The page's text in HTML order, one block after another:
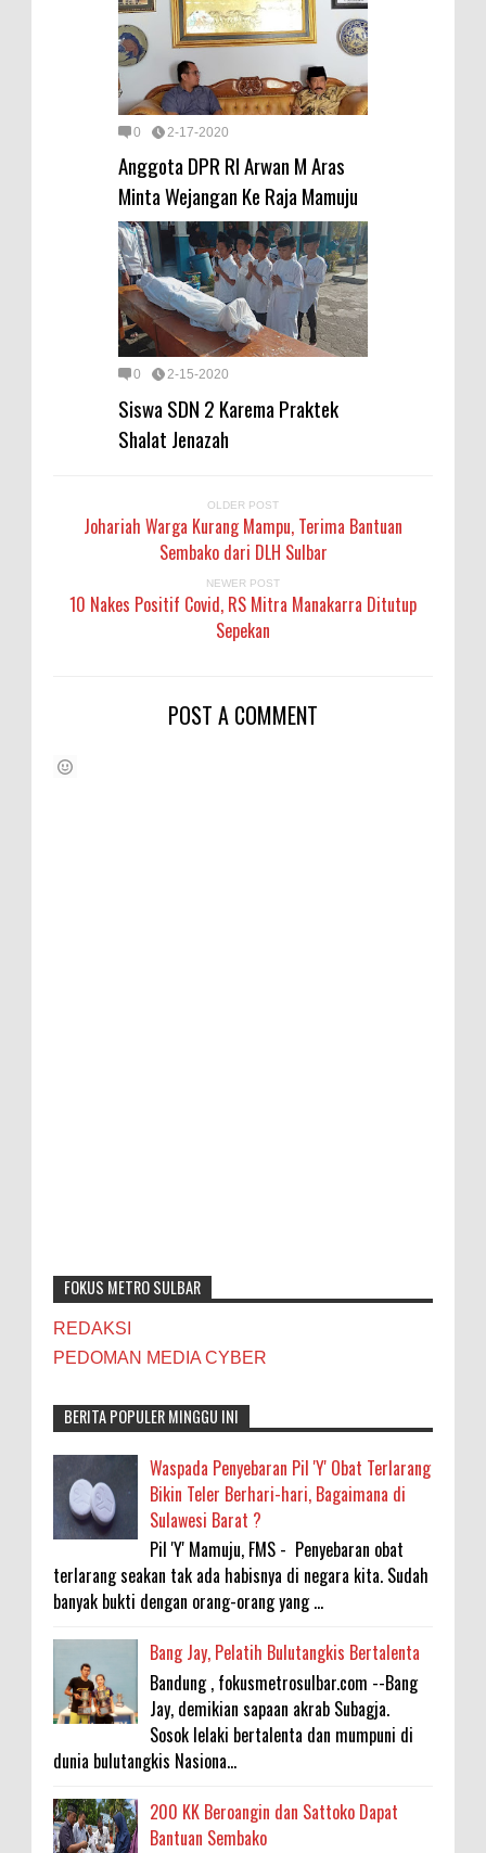
0 2-17-2020
Anggota DPR RI Arwan M Aras
Minta Wejangan Ke Raja Mamuju
0 2-15-2020
Siswa SDN 2 Karema Praktek
Shalat Jenazah
OLDER POST
Johariah Warga Kurang Mampu, Terima Bantuan
Sembako dari DLH Sulbar
NEWER POST
10 Nakes Positif Covid, RS Mitra Manakarra Ditutup
Sepekan
POST A COMMENT
FOKUS METRO SULBAR
REDAKSI
PEDOMAN MEDIA CYBER
BERITA POPULER MINGGU INI
Waspada Penyebaran Pil 'Y' Obat Terlarang
Bikin Teler Berhari-hari, Bagaimana di
Sulawesi Barat ?
Pil 'Y' Mamuju, FMS - Penyebaran obat
terlarang seakan tak ada habisnya di negara kita. Sudah
banyak bukti dengan orang-orang yang ...
Bang Jay, Pelatih Bulutangkis Bertalenta
Bandung , fokusmetrosulbar.com --Bang
Jay, demikian sapaan akrab Subagja.
Sosok lelaki bertalenta dan mumpuni di
dunia bulutangkis Nasiona...
200 KK Beroangin dan Sattoko Dapat
Bantuan Sembako